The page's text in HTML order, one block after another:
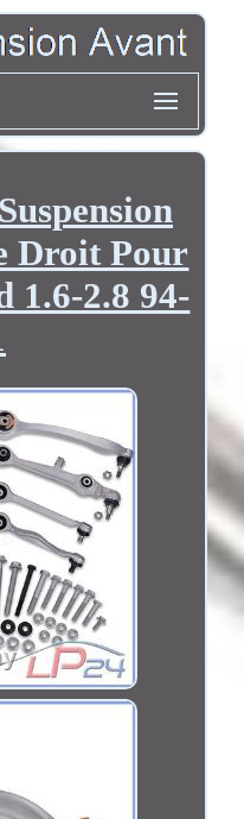
Droit Pour
1.6-2.8 94-